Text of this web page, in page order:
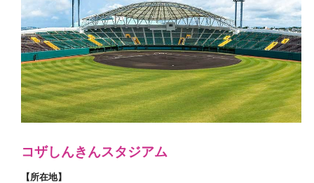
コザしんきんスタジアム
【所在地】